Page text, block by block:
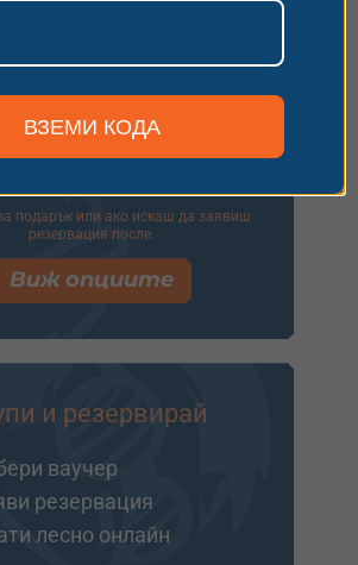
опаковка
подарък или ако искаш да заявиш
резервация после.
Виж опциите
и резервирай
ваучер
резервация
лесно онлайн
ВЗЕМИ КОДА